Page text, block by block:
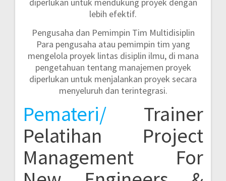
lebih efektif.
Pengusaha dan Pemimpin Tim Multidisiplin
Para pengusaha atau pemimpin tim yang
mengelola proyek lintas disiplin ilmu, di mana
pengetahuan tentang manajemen proyek
diperlukan untuk menjalankan proyek secara
menyeluruh dan terintegrasi.
Pemateri/ Trainer
Pelatihan Project
Management For